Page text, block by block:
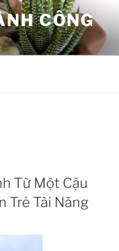
CÔNG
Từ Một Cậu
Trẻ Tài Năng